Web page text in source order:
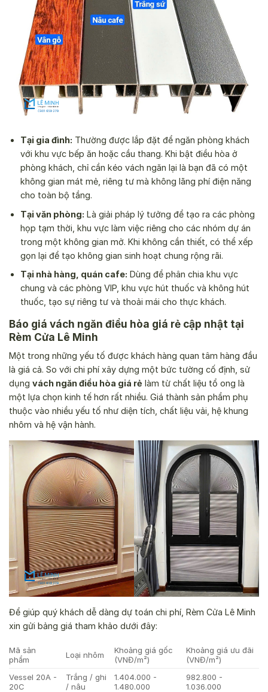
Tại gia đình: Thường được lắp đặt để ngăn phòng khách
với khu vực bếp ăn hoặc cầu thang. Khi bật điều hòa ở
phòng khách, chỉ cần kéo vách ngăn lại là bạn đã có một
không gian mát mẻ, riêng tư mà không lãng phí điện năng
cho toàn bộ tầng.
Tại văn phòng: Là giải pháp lý tưởng để tạo ra các phòng
họp tạm thời, khu vực làm việc riêng cho các nhóm dự án
trong một không gian mở. Khi không cần thiết, có thể xếp
gọn lại để tạo không gian sinh hoạt chung rộng rãi.
Tại nhà hàng, quán cafe: Dùng để phân chia khu vực
chung và các phòng VIP, khu vực hút thuốc và không hút
thuốc, tạo sự riêng tư và thoải mái cho thực khách.
Báo giá vách ngăn điều hòa giá rẻ cập nhật tại
Rèm Cửa Lê Minh
Một trong những yếu tố được khách hàng quan tâm hàng đầu
là giá cả. So với chi phí xây dựng một bức tường cố định, sử
dụng vách ngăn điều hòa giá rẻ làm từ chất liệu tổ ong là
một lựa chọn kinh tế hơn rất nhiều. Giá thành sản phẩm phụ
thuộc vào nhiều yếu tố như diện tích, chất liệu vải, hệ khung
nhôm và hệ vận hành.
Để giúp quý khách dễ dàng dự toán chi phí, Rèm Cửa Lê Minh
xin gửi bảng giá tham khảo dưới đây:
Mã sản
phẩm
Loại nhôm
Khoảng giá gốc
(VNĐ/m²)
Khoảng giá ưu đãi
(VNĐ/m²)
Vessel 20A -
20C
Trắng / ghi
/ nâu
1.404.000 -
1.480.000
982.800 -
1.036.000